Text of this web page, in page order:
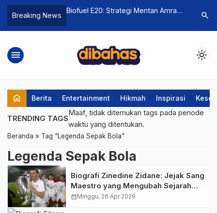
Breaking News
Biofuel E20: Strategi Mentan Amran
Pengganti Pertalite
Tragedi
Rel?
search
menu light_mode
home Berita Entertainment Hikmah Inspirasi
TRENDING TAGS
Maaf, tidak ditemukan tags pada periode
waktu yang ditentukan.
Beranda » Tag "Legenda Sepak Bola"
Legenda Sepak Bola
Biografi Zinedine Zidane: Jejak Sang
Maestro yang Mengubah Sejarah
Sepak Bola
calendar_monthMinggu, 26 Apr 2026